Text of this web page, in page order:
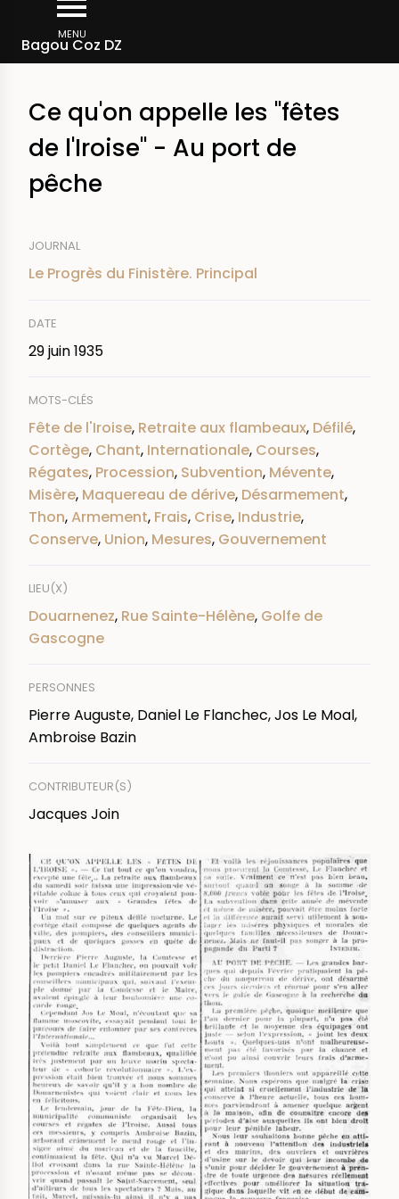
contenu
MENU
Bagou Coz DZ
d'Ariane
Rechercher dans la presse
Ce qu'on appelle les "fêtes
de l'Iroise" - Au port de
pêche
JOURNAL
Le Progrès du Finistère. Principal
DATE
29 juin 1935
MOTS-CLÉS
Fête de l'Iroise, Retraite aux flambeaux, Défilé,
Cortège, Chant, Internationale, Courses,
Régates, Procession, Subvention, Mévente,
Misère, Maquereau de dérive, Désarmement,
Thon,Armement, Frais, Crise, Industrie,
Conserve, Union, Mesures, Gouvernement
LIEU(X)
Douarnenez, Rue Sainte-Hélène, Golfe de
Gascogne
PERSONNES
Pierre Auguste, Daniel Le Flanchec, Jos Le Moal,
Ambroise Bazin
CONTRIBUTEUR(S)
Jacques Join
IMAGE